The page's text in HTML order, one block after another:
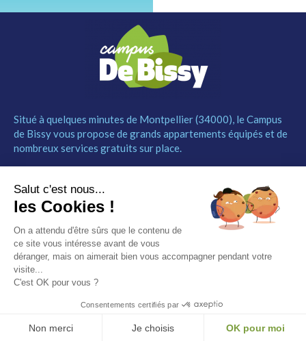
Situé à quelques minutes de Montpellier (34000), le Campus
de Bissy vous propose de grands appartements équipés et de
nombreux services gratuits sur place.
Le Campus
Les studios
Les services
Comment réserver
Contact
Partenaires
Mentions légales
contact@campusdebissy34.com
Route de Ganges 34980
Saint-Clément-de-Rivière
© Campus de Bissy –Mentions légales – byEtincelle
Salut c'est nous...
les Cookies !
On a attendu d'être sûrs que le contenu de
ce site vous intéresse avant de vous
déranger, mais on aimerait bien vous accompagner pendant votre
visite...
C'est OK pour vous ?
Consentements certifiés par
Non merci Je choisis OK pour moi